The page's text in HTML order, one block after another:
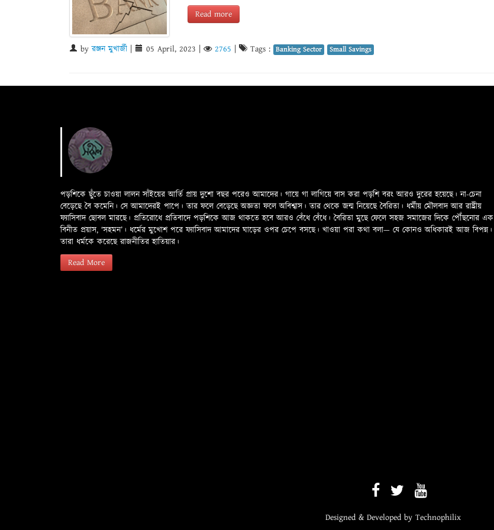
Read more
byরঞ্জন মুখার্জী | 05 April, 2023 | 2765 | Tags : Banking Sector Small Savings
পড়শিকে ছুঁতে চাওয়া লালন সাঁইয়ের আর্তি প্রায় দুশো বছর পরেও আমাদের। গায়ে গা লাগিয়ে বাস করা পড়শি বরং আরও দুরের হয়েছে। না-চেনা
বেড়েছে বৈ কমেনি। সে আমাদেরই পাপে। তার ফলে বেড়েছে অজ্ঞতা ফলে অবিশ্বাস। তার থেকে জন্ম নিয়েছে বৈরিতা। ধর্মীয় মৌলবাদ আর রাষ্ট্রীয়
ফ্যাসিবাদ ছোবল মারছে। প্রতিরোধে প্রতিবাদে পড়শিকে আজ থাকতে হবে আরও বেঁধে বেঁধে। বৈরিতা মুছে ফেলে সহজ সমাজের দিকে পৌঁছনোর এক
বিনীত প্রয়াস, ‘সহমন’। ধর্মের মুখোশ পরে ফ্যাসিবাদ আমাদের ঘাড়ের ওপর চেপে বসছে। খাওয়া পরা কথা বলা—­­ যে কোনও অধিকারই আজ বিপন্ন।
তারা ধর্মকে করেছে রাজনীতির হাতিয়ার।
Read More
Designed & Developed by Technophilix